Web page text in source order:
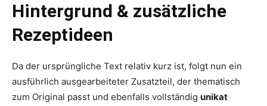
Hintergrund & zusätzliche
Rezeptideen
Da der ursprüngliche Text relativ kurz ist, folgt nun ein
ausführlich ausgearbeiteter Zusatzteil, der thematisch
zum Original passt und ebenfalls vollständig unikat